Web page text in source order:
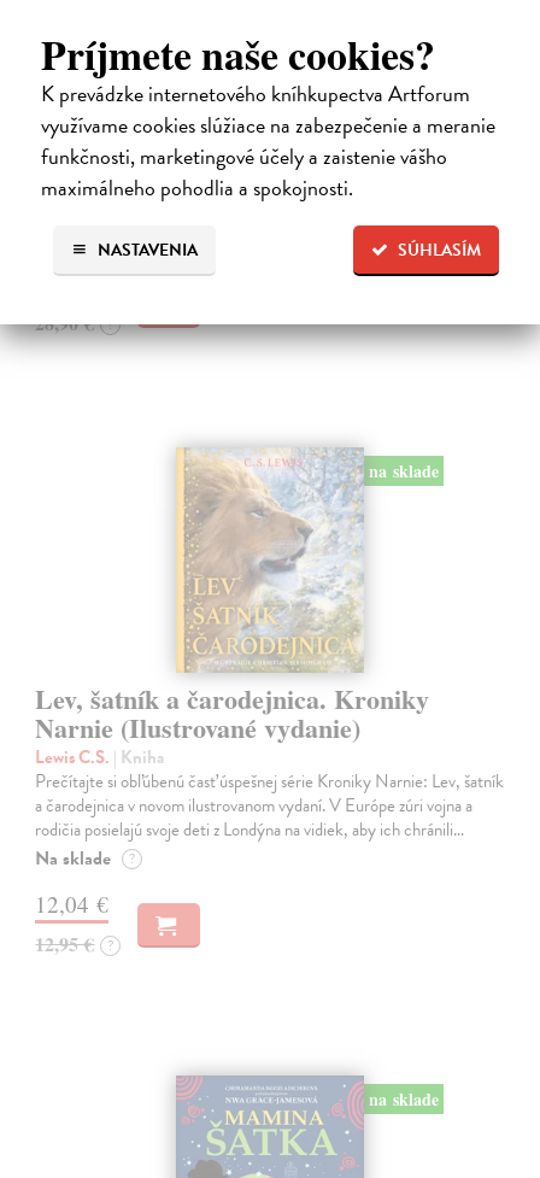
Príjmete naše cookies?
K prevádzke internetového kníhkupectva Artforum
využívame cookies slúžiace na zabezpečenie a meranie
funkčnosti, marketingové účely a zaistenie vášho
maximálneho pohodlia a spokojnosti.
SÚHLASÍM
NASTAVENIA
Alica a hmyz
Dúbravský Andrej| Kniha
Alica je zvedavá mačka, ktorá býva so zvedavým Andrejom. Obaja sú
fascinovaní ríšou hmyzu.
Na sklade
28,03 €
28,90 € ?
na sklade
Lev, šatník a čarodejnica. Kroniky
Narnie (Ilustrované vydanie)
Lewis C.S. | Kniha
Prečítajte si obľúbenú časť úspešnej série Kroniky Narnie: Lev, šatník
a čarodejnica v novom ilustrovanom vydaní. V Európe zúri vojna a
rodičia posielajú svoje deti z Londýna na vidiek, aby ich chránili…
Na sklade ?
12,04 €
12,95 € ?
na sklade